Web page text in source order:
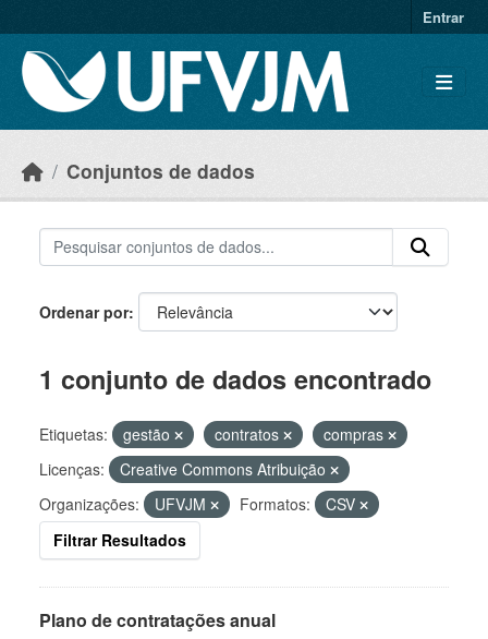
Entrar
Conjuntos de dados
Ordenar por
1 conjunto de dados encontrado
Etiquetas: gestão contratos
compras
Licenças:
Creative Commons Atribuição
Organizações:
UFVJM Formatos:
CSV
Filtrar Resultados
Plano de contratações anual